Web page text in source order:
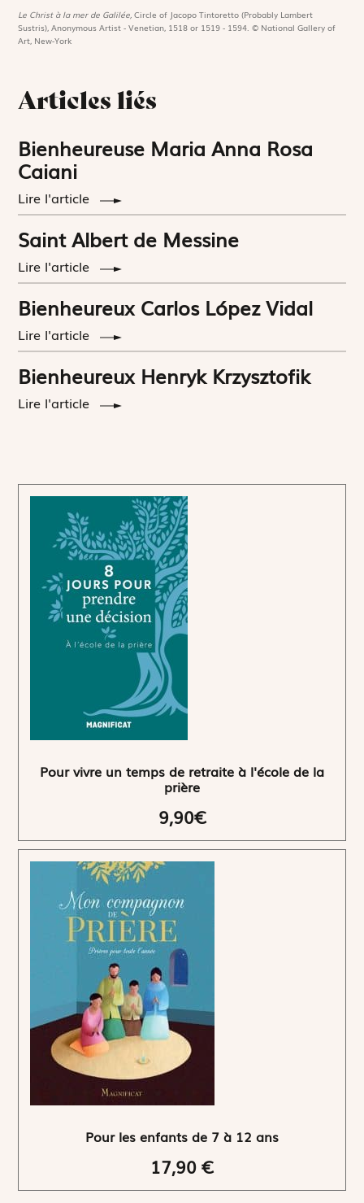
Le Christ à la mer de Galilée,Circle of Jacopo Tintoretto (Probably Lambert
Sustris), Anonymous Artist - Venetian, 1518 or 1519 - 1594. © National Gallery of
Art, New-York
Articles liés
Bienheureuse Maria Anna Rosa
Caiani
Lire l'article
Saint Albert de Messine
Lire l'article
Bienheureux Carlos López Vidal
Lire l'article
Bienheureux Henryk Krzysztofik
Lire l'article
Pour vivre un temps de retraite à l'école de la
prière
9,90€
Pour les enfants de 7 à 12 ans
17,90 €